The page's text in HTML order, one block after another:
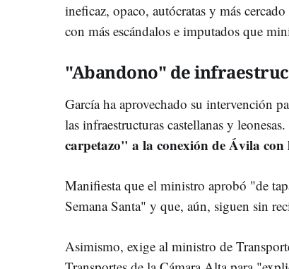
ineficaz, opaco, autócratas y más
con más escándalos e imputados que
"Abandono" de
García ha aprovechado su intervención
las infraestructuras castellanas y
carpetazo" a la conexión de Ávila
Manifiesta que el ministro aprobó "de
Semana Santa" y que, aún, siguen sin
Asimismo, exige al ministro de